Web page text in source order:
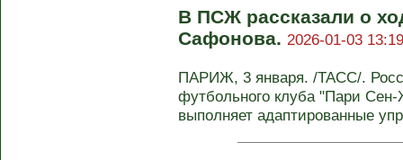
В ПСЖ рассказали о
Сафонова. 2026-01-03
ПАРИЖ, 3 января. /ТАСС/.
футбольного клуба "Пари
выполняет адаптированные